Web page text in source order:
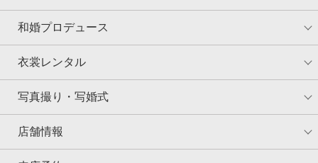
和婚プロデュース
衣裳レンタル
写真撮り・写婚式
店舗情報